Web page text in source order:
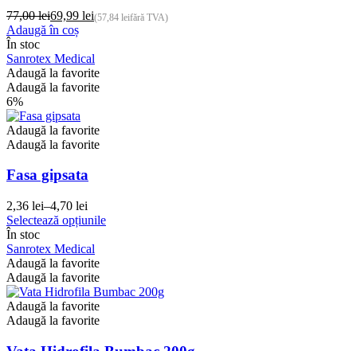
77,00lei
Prețul
inițial
a
fost:
77,00 lei.
69,99 lei
Prețul
curent
este:
69,99 lei.
(57,84 leifără TVA)
Adaugă în coș
În stoc
Sanrotex Medical
Adaugă la favorite
Adaugă la favorite
6%
Adaugă la favorite
Adaugă la favorite
Fasa gipsata
2,36 lei–4,70 lei
Interval
de
prețuri:
2,36 lei
până
la
4,70 lei
Selectează opțiunileAcest
variații.
În stoc
Sanrotex Medical
Adaugă la favorite
Adaugă la favorite
Adaugă la favorite
Adaugă la favorite